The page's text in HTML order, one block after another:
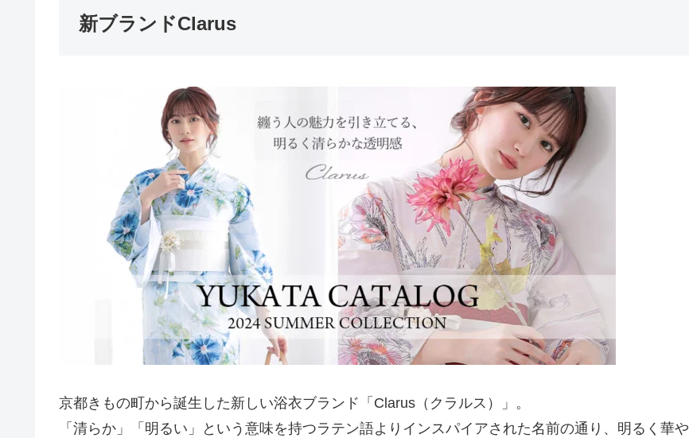
新ブランドClarus
京都きもの町から誕生した新しい浴衣ブランド「Clarus（クラルス）」。
「清らか」「明るい」という意味を持つラテン語よりインスパイアされた名前の通り、明るく華や